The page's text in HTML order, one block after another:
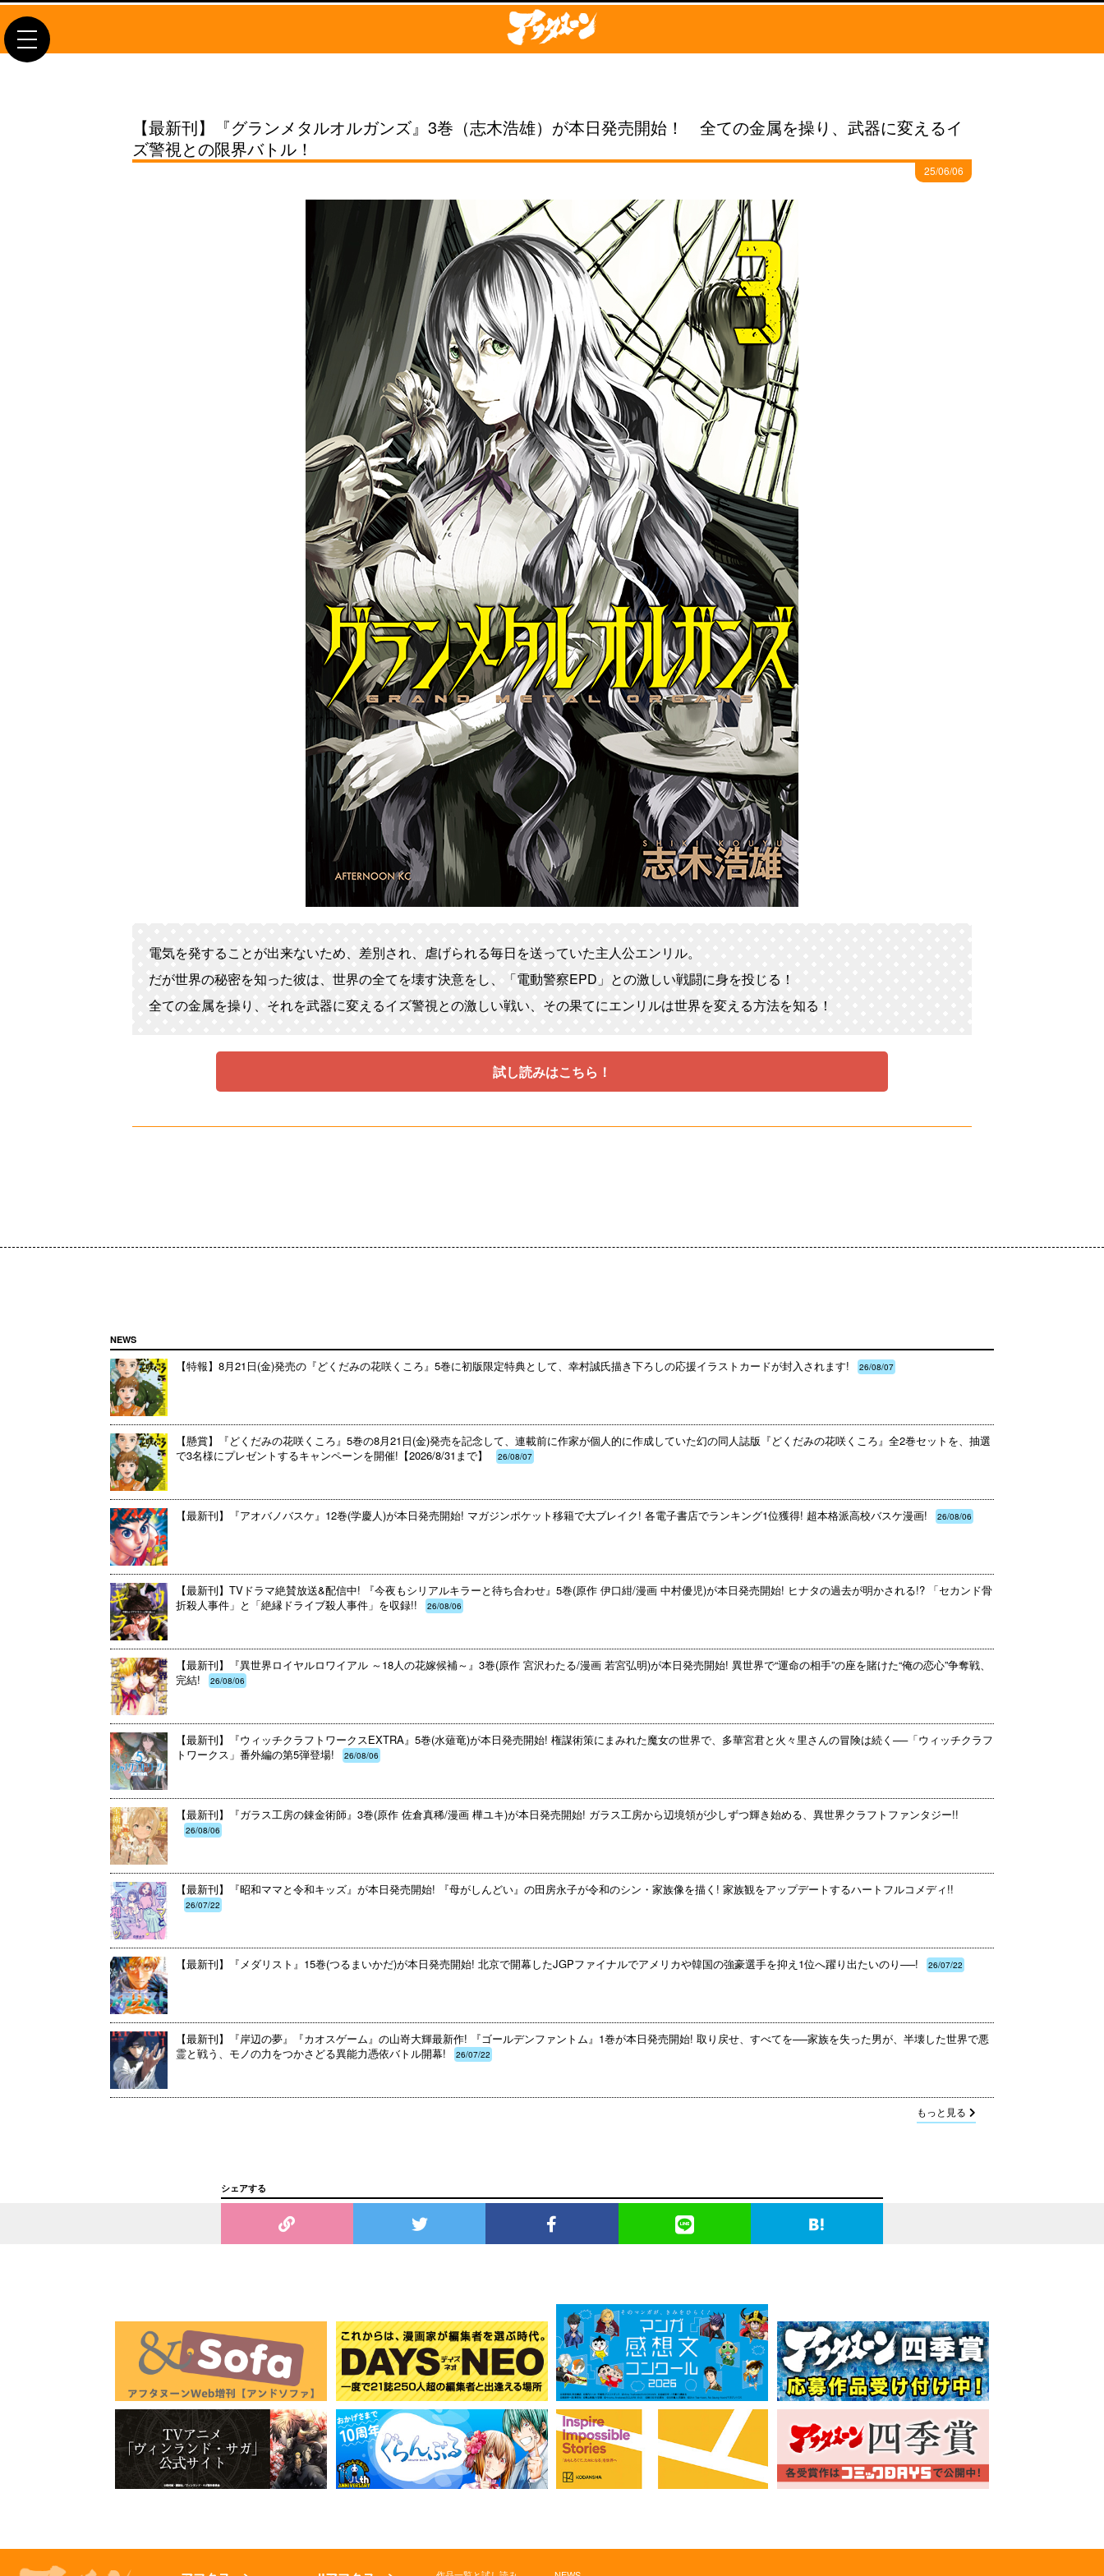
toggle
【最新刊】『グランメタルオルガンズ』3巻（志木浩雄）が本日発売開始！ 全ての金属を操り、武器に変えるイ
ズ警視との限界バトル！
25/06/06
電気を発することが出来ないため、差別され、虐げられる毎日を送っていた主人公エンリル。
だが世界の秘密を知った彼は、世界の全てを壊す決意をし、「電動警察EPD」との激しい戦闘に身を投じる！
全ての金属を操り、それを武器に変えるイズ警視との激しい戦い、その果てにエンリルは世界を変える方法を知る！
試し読みはこちら！
NEWS
【特報】8月21日(金)発売の『どくだみの花咲くころ』5巻に初版限定特典として、幸村誠氏描き下ろしの応援イラストカードが封入されます! 26/08/07
【懸賞】『どくだみの花咲くころ』5巻の8月21日(金)発売を記念して、連載前に作家が個人的に作成していた幻の同人誌版『どくだみの花咲くころ』全2巻セットを、抽選
で3名様にプレゼントするキャンペーンを開催!【2026/8/31まで】
26/08/07
【最新刊】『アオバノバスケ』12巻(学慶人)が本日発売開始! マガジンポケット移籍で大ブレイク! 各電子書店でランキング1位獲得! 超本格派高校バスケ漫画! 26/08/06
【最新刊】TVドラマ絶賛放送&配信中! 『今夜もシリアルキラーと待ち合わせ』5巻(原作 伊口紺/漫画 中村優児)が本日発売開始! ヒナタの過去が明かされる!? 「セカンド骨
折殺人事件」と「絶縁ドライブ殺人事件」を収録!!
26/08/06
【最新刊】『異世界ロイヤルロワイアル ～18人の花嫁候補～』3巻(原作 宮沢わたる/漫画 若宮弘明)が本日発売開始! 異世界で“運命の相手”の座を賭けた“俺の恋心”争奪戦、
完結!
26/08/06
【最新刊】『ウィッチクラフトワークスEXTRA』5巻(水薙竜)が本日発売開始! 権謀術策にまみれた魔女の世界で、多華宮君と火々里さんの冒険は続く──「ウィッチクラフ
トワークス」番外編の第5弾登場!
26/08/06
【最新刊】『ガラス工房の錬金術師』3巻(原作 佐倉真稀/漫画 樺ユキ)が本日発売開始! ガラス工房から辺境領が少しずつ輝き始める、異世界クラフトファンタジー!!
26/08/06
【最新刊】『昭和ママと令和キッズ』が本日発売開始! 『母がしんどい』の田房永子が令和のシン・家族像を描く! 家族観をアップデートするハートフルコメディ!!
26/07/22
【最新刊】『メダリスト』15巻(つるまいかだ)が本日発売開始! 北京で開幕したJGPファイナルでアメリカや韓国の強豪選手を抑え1位へ躍り出たいのり──! 26/07/22
【最新刊】『岸辺の夢』『カオスゲーム』の山嵜大輝最新作! 『ゴールデンファントム』1巻が本日発売開始! 取り戻せ、すべてを──家族を失った男が、半壊した世界で悪
霊と戦う、モノの力をつかさどる異能力憑依バトル開幕!
26/07/22
もっと見る
シェアする